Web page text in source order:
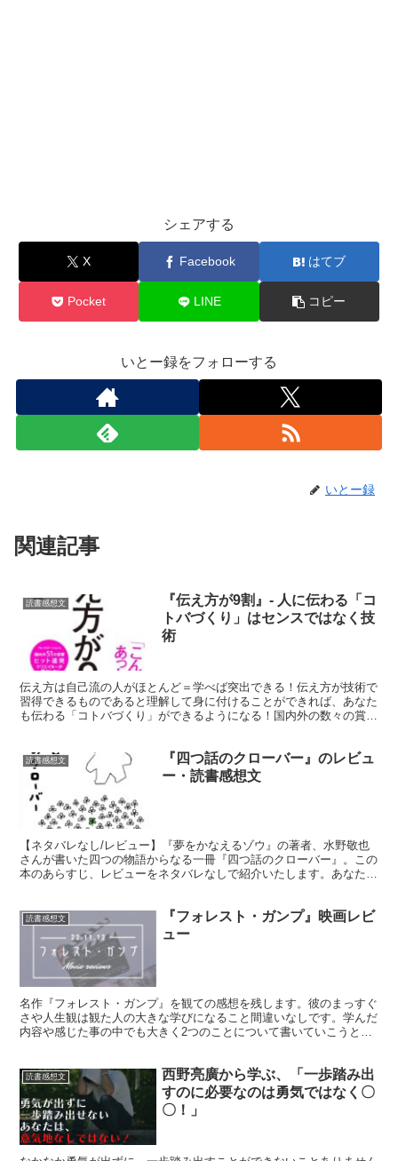
シェアする
X Facebook はてブ
Pocket LINE コピー
いとー録をフォローする
いとー録
関連記事
読書感想文
『伝え方が9割』- 人に伝わる「コ
トバづくり」はセンスではなく技
術
伝え方は自己流の人がほとんど＝学べば突出できる！伝え方が技術で
習得できるものであると理解して身に付けることができれば、あなた
も伝わる「コトバづくり」ができるようになる！国内外の数々の賞を
読書感想文
『四つ話のクローバー』のレビュ
ー・読書感想文
【ネタバレなし/レビュー】『夢をかなえるゾウ』の著者、水野敬也
さんが書いた四つの物語からなる一冊『四つ話のクローバー』。この
本のあらすじ、レビューをネタバレなしで紹介いたします。あなたの
読書感想文
『フォレスト・ガンプ』映画レビ
ュー
名作『フォレスト・ガンプ』を観ての感想を残します。彼のまっすぐ
さや人生観は観た人の大きな学びになること間違いなしです。学んだ
内容や感じた事の中でも大きく2つのことについて書いていこうと思
読書感想文
西野亮廣から学ぶ、「一歩踏み出
すのに必要なのは勇気ではなく〇
〇！」